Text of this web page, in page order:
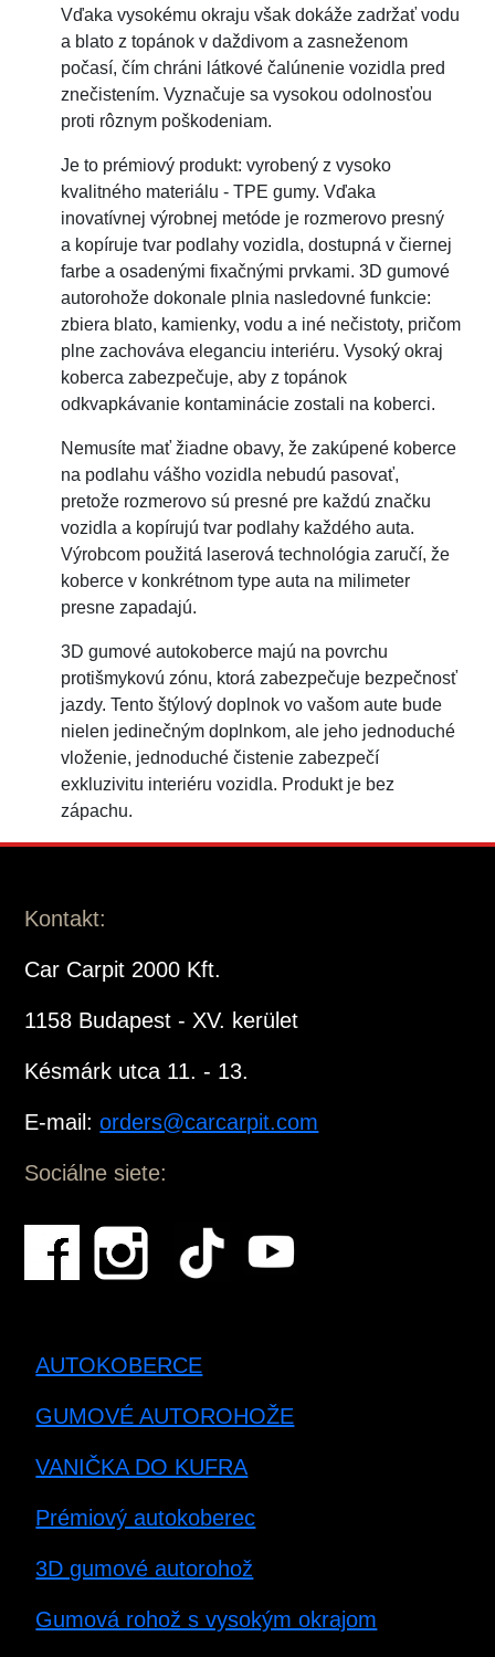
Vďaka vysokému okraju však dokáže zadržať vodu
a blato z topánok v daždivom a zasneženom
počasí, čím chráni látkové čalúnenie vozidla pred
znečistením. Vyznačuje sa vysokou odolnosťou
proti rôznym poškodeniam.
Je to prémiový produkt: vyrobený z vysoko
kvalitného materiálu - TPE gumy. Vďaka
inovatívnej výrobnej metóde je rozmerovo presný
a kopíruje tvar podlahy vozidla, dostupná v čiernej
farbe a osadenými fixačnými prvkami. 3D gumové
autorohože dokonale plnia nasledovné funkcie:
zbiera blato, kamienky, vodu a iné nečistoty, pričom
plne zachováva eleganciu interiéru. Vysoký okraj
koberca zabezpečuje, aby z topánok
odkvapkávanie kontaminácie zostali na koberci.
Nemusíte mať žiadne obavy, že zakúpené koberce
na podlahu vášho vozidla nebudú pasovať,
pretože rozmerovo sú presné pre každú značku
vozidla a kopírujú tvar podlahy každého auta.
Výrobcom použitá laserová technológia zaručí, že
koberce v konkrétnom type auta na milimeter
presne zapadajú.
3D gumové autokoberce majú na povrchu
protišmykovú zónu, ktorá zabezpečuje bezpečnosť
jazdy. Tento štýlový doplnok vo vašom aute bude
nielen jedinečným doplnkom, ale jeho jednoduché
vloženie, jednoduché čistenie zabezpečí
exkluzivitu interiéru vozidla. Produkt je bez
zápachu.
Kontakt:
Car Carpit 2000 Kft.
1158 Budapest - XV. kerület
Késmárk utca 11. - 13.
E-mail:orders@carcarpit.com
Sociálne siete:
AUTOKOBERCE
GUMOVÉ AUTOROHOŽE
VANIČKA DO KUFRA
Prémiový autokoberec
3D gumové autorohož
Gumová rohož s vysokým okrajom